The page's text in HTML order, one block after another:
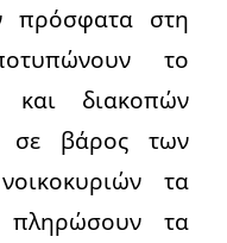
πρόσφατα στη
το
και διακοπών
σε βάρος των
τα
τα